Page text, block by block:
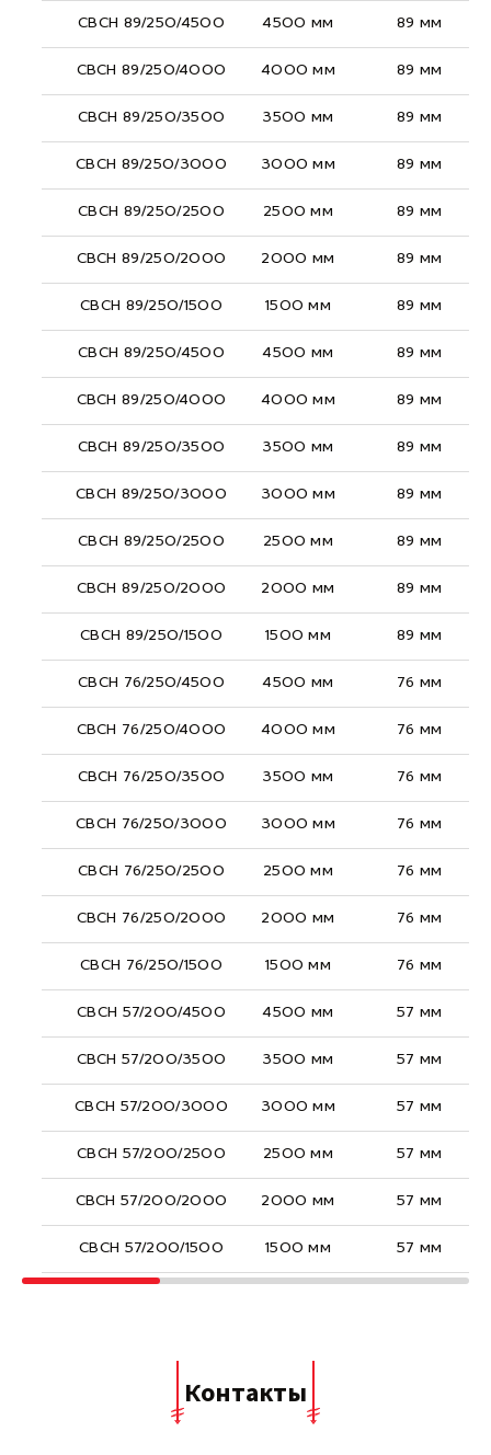
СВСН 89/250/4500 4500 мм 89 мм
СВСН 89/250/4000 4000 мм 89 мм
СВСН 89/250/3500 3500 мм 89 мм
СВСН 89/250/3000 3000 мм 89 мм
СВСН 89/250/2500 2500 мм 89 мм
СВСН 89/250/2000 2000 мм 89 мм
СВСН 89/250/1500 1500 мм 89 мм
СВСН 89/250/4500 4500 мм 89 мм
СВСН 89/250/4000 4000 мм 89 мм
СВСН 89/250/3500 3500 мм 89 мм
СВСН 89/250/3000 3000 мм 89 мм
СВСН 89/250/2500 2500 мм 89 мм
СВСН 89/250/2000 2000 мм 89 мм
СВСН 89/250/1500 1500 мм 89 мм
СВСН 76/250/4500 4500 мм 76 мм
СВСН 76/250/4000 4000 мм 76 мм
СВСН 76/250/3500 3500 мм 76 мм
СВСН 76/250/3000 3000 мм 76 мм
СВСН 76/250/2500 2500 мм 76 мм
СВСН 76/250/2000 2000 мм 76 мм
СВСН 76/250/1500 1500 мм 76 мм
СВСН 57/200/4500 4500 мм 57 мм
СВСН 57/200/3500 3500 мм 57 мм
СВСН 57/200/3000 3000 мм 57 мм
СВСН 57/200/2500 2500 мм 57 мм
СВСН 57/200/2000 2000 мм 57 мм
СВСН 57/200/1500 1500 мм 57 мм
Контакты